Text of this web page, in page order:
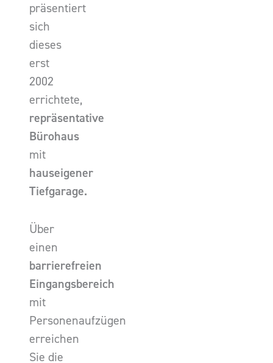
präsentiert
sich
dieses
erst
2002
errichtete,
repräsentative
Bürohaus
mit
hauseigener
Tiefgarage.
Über
einen
barrierefreien
Eingangsbereich
mit
Personenaufzügen
erreichen
Sie die